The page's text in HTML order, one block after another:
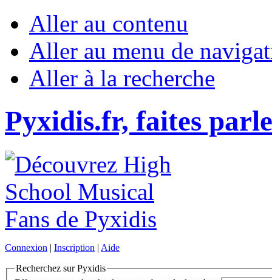
Aller au contenu
Aller au menu de
Aller à la recherche
Pyxidis.fr, faites
Connexion | Inscription | Aide
Recherchez sur Pyxidis